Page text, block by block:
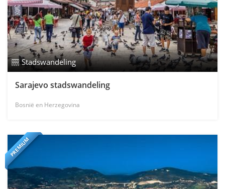
Stadswandeling
Sarajevo stadswandeling
Bosnië en Herzegovina
PREMIUM